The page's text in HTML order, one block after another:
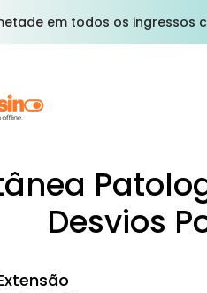
em todos os ingressos
Desvios